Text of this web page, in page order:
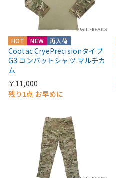
HOT NEW 再入荷
Cootac CryePrecisionタイプ
G3 コンバットシャツ マルチカ
ム
￥11,000
残り1点 お早めに